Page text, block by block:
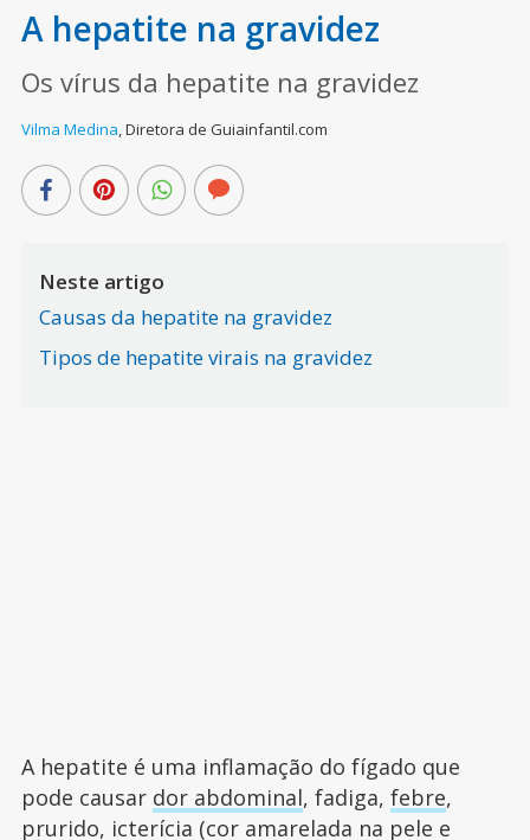
A hepatite na gravidez
Os vírus da hepatite na gravidez
Vilma Medina,Diretora de Guiainfantil.com
Neste artigo
Causas da hepatite na gravidez
Tipos de hepatite virais na gravidez
A hepatite é uma inflamação do fígado que
pode causar dor abdominal, fadiga, febre,
prurido, icterícia (cor amarelada na pele e